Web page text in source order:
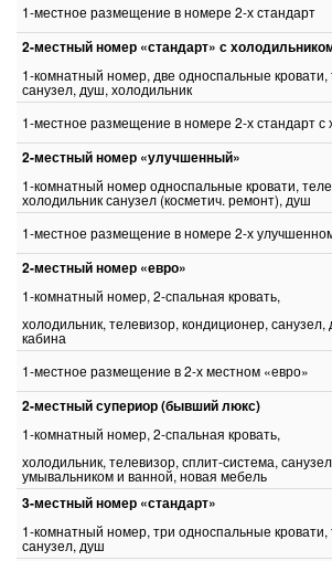
1-местное размещение в номере 2-х стандарт
2-местный номер «стандарт» с
1-комнатный номер, две односпальные кровати,
санузел, душ, холодильник
1-местное размещение в номере 2-х стандарт с
2-местный номер «улучшенный»
1-комнатный номер односпальные кровати,
холодильник санузел (косметич. ремонт), душ
1-местное размещение в номере 2-х
2-местный номер «евро»
1-комнатный номер, 2-спальная кровать,
холодильник, телевизор, кондиционер, санузел,
кабина
1-местное размещение в 2-х местном «евро»
2-местный супериор (бывший люкс)
1-комнатный номер, 2-спальная кровать,
холодильник, телевизор, сплит-система,
умывальником и ванной, новая мебель
3-местный номер «стандарт»
1-комнатный номер, три односпальные кровати,
санузел, душ